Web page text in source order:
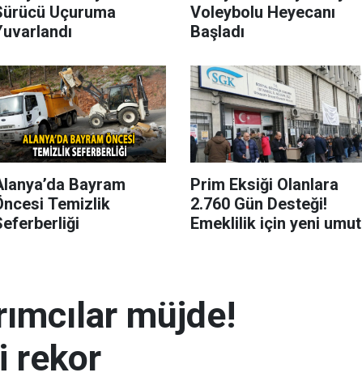
Uçuruma
Voleybolu Heyecanı
Başladı
Bayram
Temizlik
Prim Eksiği Olanlara
2.760 Gün Desteği!
Emeklilik için yeni umut
müjde!
rekor